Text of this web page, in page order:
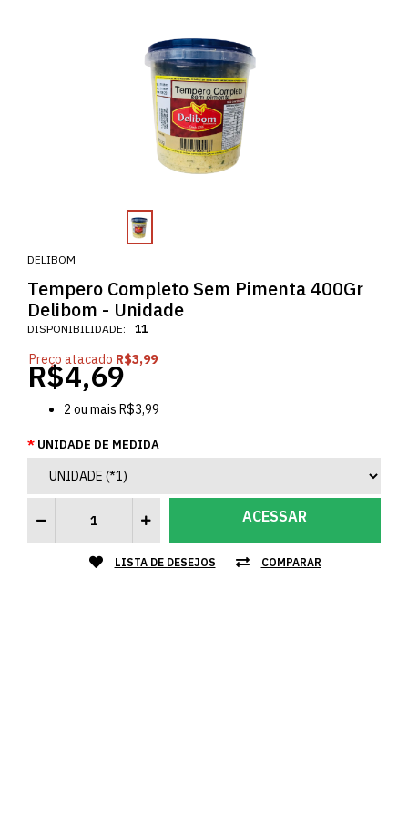
DELIBOM
Tempero Completo Sem Pimenta 400Gr
Delibom - Unidade
DISPONIBILIDADE: 11
Preço atacado R$3,99
R$4,69
2 ou mais R$3,99
UNIDADE DE MEDIDA
ACESSAR
LISTA DE DESEJOS COMPARAR